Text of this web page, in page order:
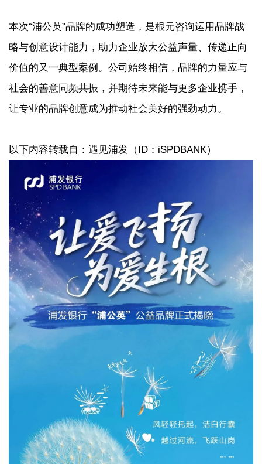
本次“浦公英”品牌的成功塑造，是根元咨询运用品牌战
略与创意设计能力，助力企业放大公益声量、传递正向
价值的又一典型案例。公司始终相信，品牌的力量应与
社会的善意同频共振，并期待未来能与更多企业携手，
让专业的品牌创意成为推动社会美好的强劲动力。
以下内容转载自：遇见浦发（ID：iSPDBANK）